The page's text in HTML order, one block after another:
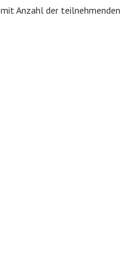
mit Anzahl der teilnehmenden